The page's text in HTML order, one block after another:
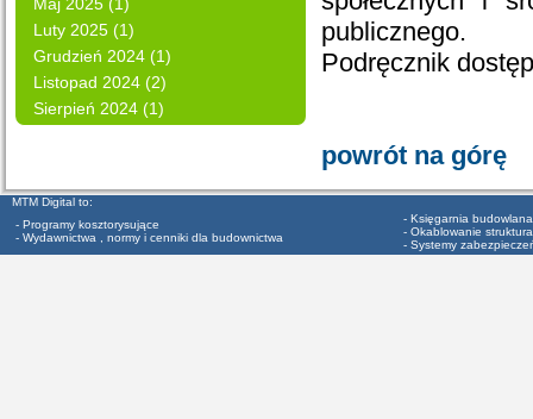
Luty 2025 (1)
Grudzień 2024 (1)
Listopad 2024 (2)
Sierpień 2024 (1)
publicznego.
Podręcznik
powrót na górę
MTM Digital to:
- Programy kosztorysujące
- Wydawnictwa , normy i cenniki dla budownictwa
- Księgarnia budowlana
- Okablowanie
- Systemy